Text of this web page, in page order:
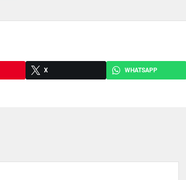
X WHATSAPP